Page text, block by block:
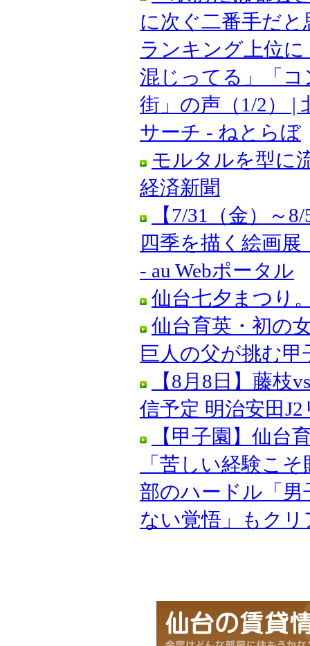
に次ぐ二番手だ
ランキング上位
混じってる」「
街」の声（1/2） |
サーチ - ねとらぼ
モルタルを型に
経済新聞
【7/31（金）～
四季を描く絵画
- au Webポータル
仙台七夕まつり
仙台育英・初の
巨人の父が挑む甲
【8月8日】藤枝
信予定 明治安田
【甲子園】仙台
「苦しい経験こ
部のハードル「
ない覚悟」もク